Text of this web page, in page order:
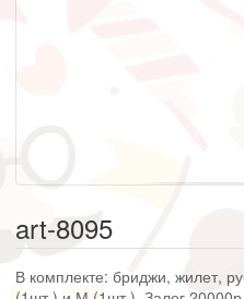
art-8095
В комплекте: бриджи, жилет,